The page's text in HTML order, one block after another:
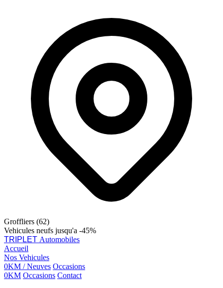
Groffliers (62)
Vehicules neufs jusqu'a -45%
TRIPLET Automobiles
Accueil
Nos Vehicules
0KM / Neuves Occasions
0KM Occasions Contact